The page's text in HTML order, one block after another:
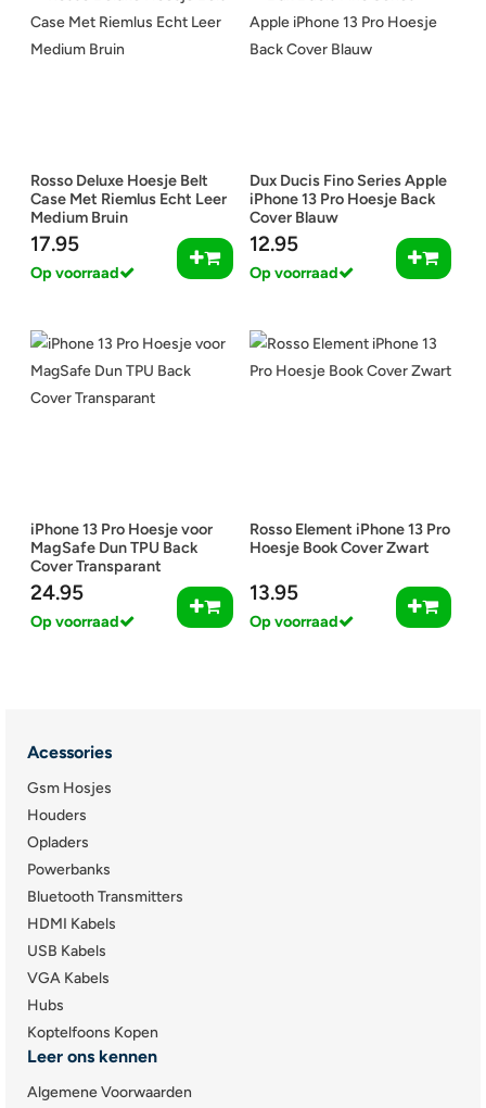
Rosso Deluxe Hoesje Belt
Case Met Riemlus Echt Leer
Medium Bruin
17.95
Op voorraad
Dux Ducis Fino Series Apple
iPhone 13 Pro Hoesje Back
Cover Blauw
12.95
Op voorraad
iPhone 13 Pro Hoesje voor
MagSafe Dun TPU Back
Cover Transparant
24.95
Op voorraad
Rosso Element iPhone 13 Pro
Hoesje Book Cover Zwart
13.95
Op voorraad
Acessories
Gsm Hosjes
Houders
Opladers
Powerbanks
Bluetooth Transmitters
HDMI Kabels
USB Kabels
VGA Kabels
Hubs
Koptelfoons Kopen
Leer ons kennen
Algemene Voorwaarden